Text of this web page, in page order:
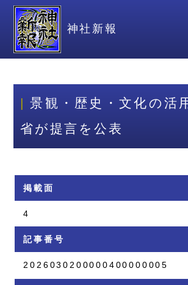
神社新報
景観・歴史・文化の
省が提言を公表
掲載面
4
記事番号
2026030200000400000005